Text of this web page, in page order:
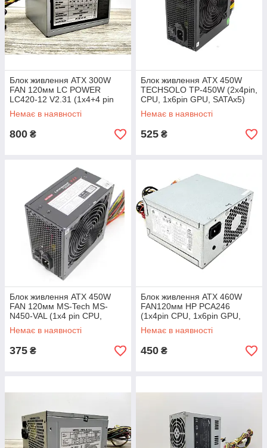
Блок живлення ATX 300W
FAN 120мм LC POWER
LC420-12 V2.31 (1х4+4 pin
CPU, 1x6pin GPU, 3xSATA,)
80 PLUS Bronze
Немає в наявності
800 ₴
Блок живлення ATX 450W
TECHSOLO TP-450W (2x4pin,
CPU, 1x6pin GPU, SATAx5)
Немає в наявності
525 ₴
Блок живлення ATX 450W
FAN 120мм MS-Tech MS-
N450-VAL (1х4 pin CPU,
1x6pin GPU, 4xSATA)
Немає в наявності
375 ₴
Блок живлення ATX 460W
FAN120мм HP PCA246
(1x4pin CPU, 1x6pin GPU,
5xSATA)
Немає в наявності
450 ₴